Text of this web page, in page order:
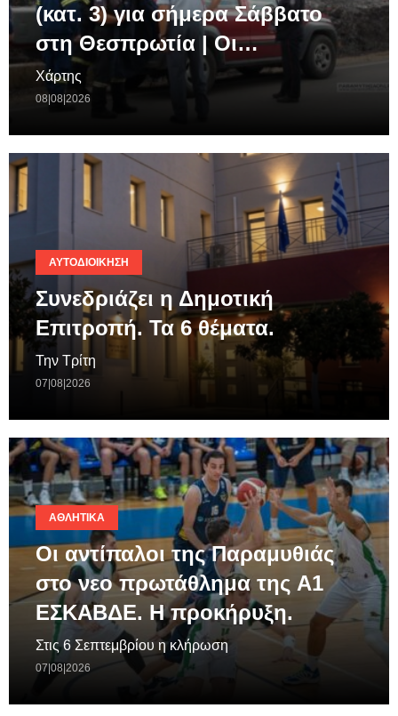
(κατ. 3) για σήμερα Σάββατο
στη Θεσπρωτία | Οι…
Χάρτης
08|08|2026
ΑΥΤΟΔΙΟΊΚΗΣΗ
Συνεδριάζει η Δημοτική
Επιτροπή. Τα 6 θέματα.
Την Τρίτη
07|08|2026
ΑΘΛΗΤΙΚΆ
Οι αντίπαλοι της Παραμυθιάς
στο νεο πρωτάθλημα της A1
ΕΣΚΑΒΔΕ. Η προκήρυξη.
Στις 6 Σεπτεμβρίου η κλήρωση
07|08|2026